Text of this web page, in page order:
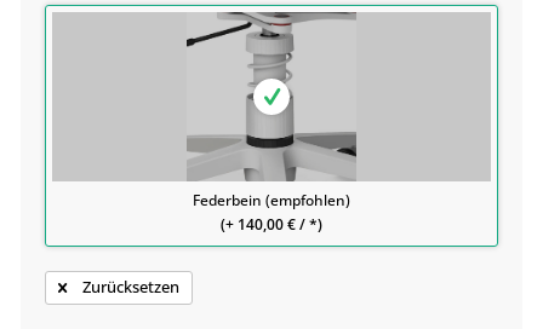
Federbein (empfohlen)
(+ 140,00 € / *)
Zurücksetzen